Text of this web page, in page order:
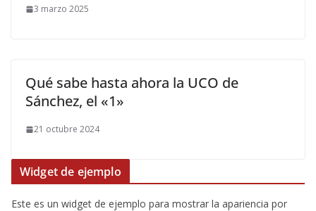
3 marzo 2025
Qué sabe hasta ahora la UCO de
Sánchez, el «1»
21 octubre 2024
Widget de ejemplo
Este es un widget de ejemplo para mostrar la apariencia por